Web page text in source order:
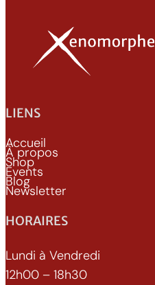
LIENS
Accueil
À propos
Shop
Events
Blog
Newsletter
HORAIRES
Lundi à Vendredi
12h00 – 18h30